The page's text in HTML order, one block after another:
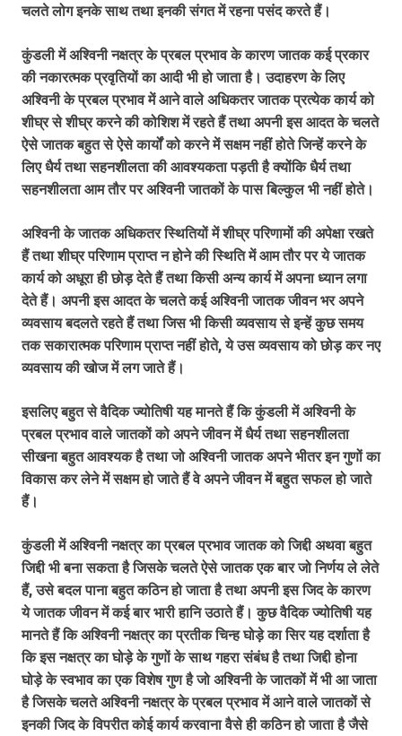
चलते लोग इनके साथ तथा इनकी संगत में रहना पसंद करते हैं।
कुंडली में अश्विनी नक्षत्र के प्रबल प्रभाव के कारण जातक कई प्रकार
की नकारत्मक प्रवृतियों का आदी भी हो जाता है। उदाहरण के लिए
अश्विनी के प्रबल प्रभाव में आने वाले अधिकतर जातक प्रत्येक कार्य को
शीघ्र से शीघ्र करने की कोशिश में रहते हैं तथा अपनी इस आदत के चलते
ऐसे जातक बहुत से ऐसे कार्यों को करने में सक्षम नहीं होते जिन्हें करने के
लिए धैर्य तथा सहनशीलता की आवश्यकता पड़ती है क्योंकि धैर्य तथा
सहनशीलता आम तौर पर अश्विनी जातकों के पास बिल्कुल भी नहीं होते।
अश्विनी के जातक अधिकतर स्थितियों में शीघ्र परिणामों की अपेक्षा रखते
हैं तथा शीघ्र परिणाम प्राप्त न होने की स्थिति में आम तौर पर ये जातक
कार्य को अधूरा ही छोड़ देते हैं तथा किसी अन्य कार्य में अपना ध्यान लगा
देते हैं। अपनी इस आदत के चलते कई अश्विनी जातक जीवन भर अपने
व्यवसाय बदलते रहते हैं तथा जिस भी किसी व्यवसाय से इन्हें कुछ समय
तक सकारात्मक परिणाम प्राप्त नहीं होते, ये उस व्यवसाय को छोड़ कर नए
व्यवसाय की खोज में लग जाते हैं।
इसलिए बहुत से वैदिक ज्योतिषी यह मानते हैं कि कुंडली में अश्विनी के
प्रबल प्रभाव वाले जातकों को अपने जीवन में धैर्य तथा सहनशीलता
सीखना बहुत आवश्यक है तथा जो अश्विनी जातक अपने भीतर इन गुणों का
विकास कर लेने में सक्षम हो जाते हैं वे अपने जीवन में बहुत सफल हो जाते
हैं।
कुंडली में अश्विनी नक्षत्र का प्रबल प्रभाव जातक को जिद्दी अथवा बहुत
जिद्दी भी बना सकता है जिसके चलते ऐसे जातक एक बार जो निर्णय ले लेते
हैं, उसे बदल पाना बहुत कठिन हो जाता है तथा अपनी इस जिद के कारण
ये जातक जीवन में कई बार भारी हानि उठाते हैं। कुछ वैदिक ज्योतिषी यह
मानते हैं कि अश्विनी नक्षत्र का प्रतीक चिन्ह घोड़े का सिर यह दर्शाता है
कि इस नक्षत्र का घोड़े के गुणों के साथ गहरा संबंध है तथा जिद्दी होना
घोड़े के स्वभाव का एक विशेष गुण है जो अश्विनी के जातकों में भी आ जाता
है जिसके चलते अश्विनी नक्षत्र के प्रबल प्रभाव में आने वाले जातकों से
इनकी जिद के विपरीत कोई कार्य करवाना वैसे ही कठिन हो जाता है जैसे